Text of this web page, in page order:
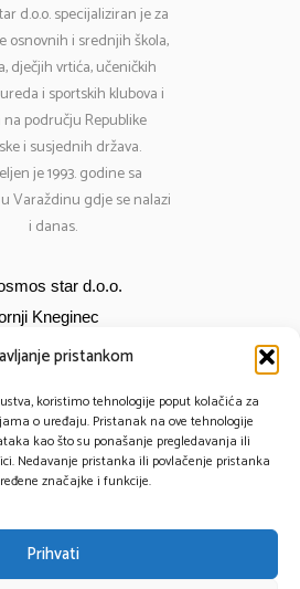
pristankom
koristimo tehnologije poput kolačića za
o uređaju. Pristanak na ove tehnologije
kao što su ponašanje pregledavanja ili
Nedavanje pristanka ili povlačenje pristanka
značajke i funkcije.
Prihvati
d.o.o. specijaliziran je za
osnovnih i srednjih škola,
dječjih vrtića, učeničkih
i sportskih klubova i
području Republike
i susjednih država.
je 1993. godine sa
Varaždinu gdje se nalazi
i danas.
star d.o.o.
Kneginec
Jelačića 12
634
1093
Star All Rights Reserved.